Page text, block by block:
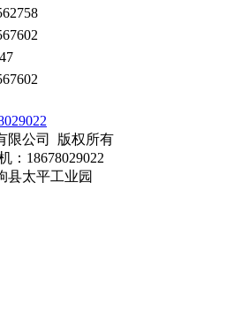
限公司 版权所有
：18678029022
县太平工业园